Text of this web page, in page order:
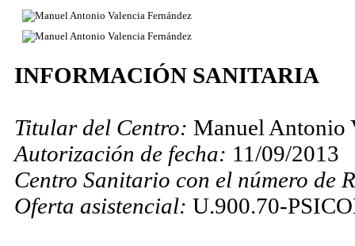
INFORMACIÓN SANITARIA
Titular del Centro: Manuel Antonio
Autorización de fecha: 11/09/2013
Centro Sanitario con el número de
Oferta asistencial: U.900.70-